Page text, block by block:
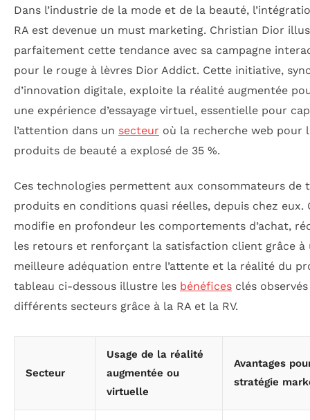
Dans l’industrie de la mode et de la beauté,
RA est devenue un must marketing. Christian Dior
parfaitement cette tendance avec sa campagne
pour le rouge à lèvres Dior Addict. Cette initiative,
d’innovation digitale, exploite la réalité augmentée
une expérience d’essayage virtuel, essentielle pour
l’attention dans un secteur où la recherche web pour
produits de beauté a explosé de 35 %.
Ces technologies permettent aux consommateurs de
produits en conditions quasi réelles, depuis chez eux.
modifie en profondeur les comportements d’achat,
les retours et renforçant la satisfaction client grâce à
meilleure adéquation entre l’attente et la réalité du
tableau ci-dessous illustre les bénéfices clés
différents secteurs grâce à la RA et la RV.
Secteur
Usage de la réalité
augmentée ou
virtuelle
Avantages
stratégie